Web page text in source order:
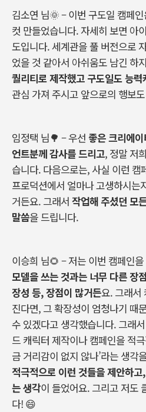
김소연 님🌞 –이번 구도일 캠페
컷 만들었습니다. 자세히 보면 아
도입니다. 세계관을풀 버전으로
었을 것 같아서 아쉬움도 남긴 하
퀄리티로제작했고 구도일도능력
관심 가져 주시고 앞으로의 행보
임정택 님🌳 –우선 좋은크리에
언트분께감사를드리고, 정말 저
습니다. 다음으로는, 사실 이런 캠
프로덕션에서 얼마나고생하시는
거든요. 그래서 작업해 주셨던 모
말씀을 드립니다.
이승희 님🌻 –저는 이번 캠페인을
모델을쓰는 것과는 너무 다른장
장성 등,장점이 많거든요. 그래서
진다면, 그 확장성이 엄청나기 때
수 있겠다고 생각했습니다. 그래서
드 캐릭터 제작이나 캠페인을 적
금 거리감이 없지 않나’라는 생각
적극적으로 이런 것들을제안하고,
는생각이 들었어요. 그리고 저도
다! 😄